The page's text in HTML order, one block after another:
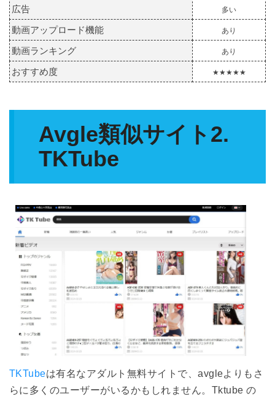
広告 多い
動画アップロード機能 あり
動画ランキング あり
おすすめ度 ★★★★★
Avgle類似サイト2.
TKTube
TKTubeは有名なアダルト無料サイトで、avgleよりもさ
らに多くのユーザーがいるかもしれません。Tktube の